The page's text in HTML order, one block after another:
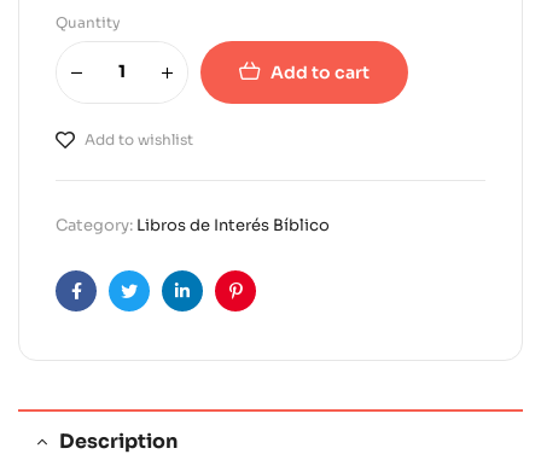
Quantity
Add to cart
Add to wishlist
A
l
e
n
t
:
Category: Libros de Interés Bíblico
FacebookTwitterLinkedinPinterest
Description